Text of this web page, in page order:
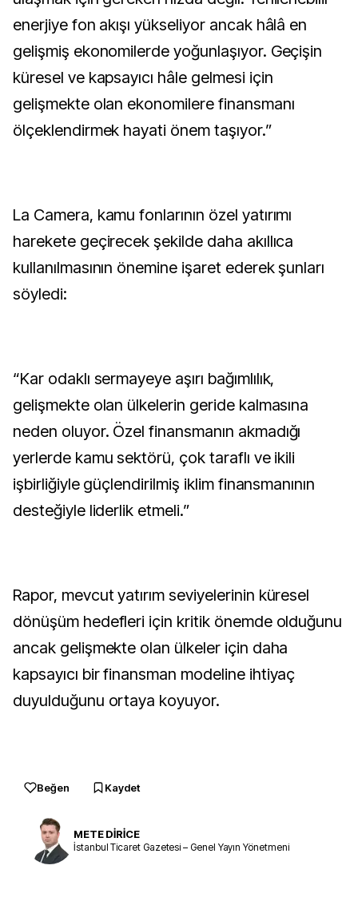
enerjiye fon akışı yükseliyor ancak hâlâ en
gelişmiş ekonomilerde yoğunlaşıyor. Geçişin
küresel ve kapsayıcı hâle gelmesi için
gelişmekte olan ekonomilere finansmanı
ölçeklendirmek hayati önem taşıyor.”
La Camera, kamu fonlarının özel yatırımı
harekete geçirecek şekilde daha akıllıca
kullanılmasının önemine işaret ederek şunları
söyledi:
“Kar odaklı sermayeye aşırı bağımlılık,
gelişmekte olan ülkelerin geride kalmasına
neden oluyor. Özel finansmanın akmadığı
yerlerde kamu sektörü, çok taraflı ve ikili
işbirliğiyle güçlendirilmiş iklim finansmanının
desteğiyle liderlik etmeli.”
Rapor, mevcut yatırım seviyelerinin küresel
dönüşüm hedefleri için kritik önemde olduğunu
ancak gelişmekte olan ülkeler için daha
kapsayıcı bir finansman modeline ihtiyaç
duyulduğunu ortaya koyuyor.
Beğen Kaydet
METE DİRİCE
İstanbul Ticaret Gazetesi – Genel Yayın Yönetmeni